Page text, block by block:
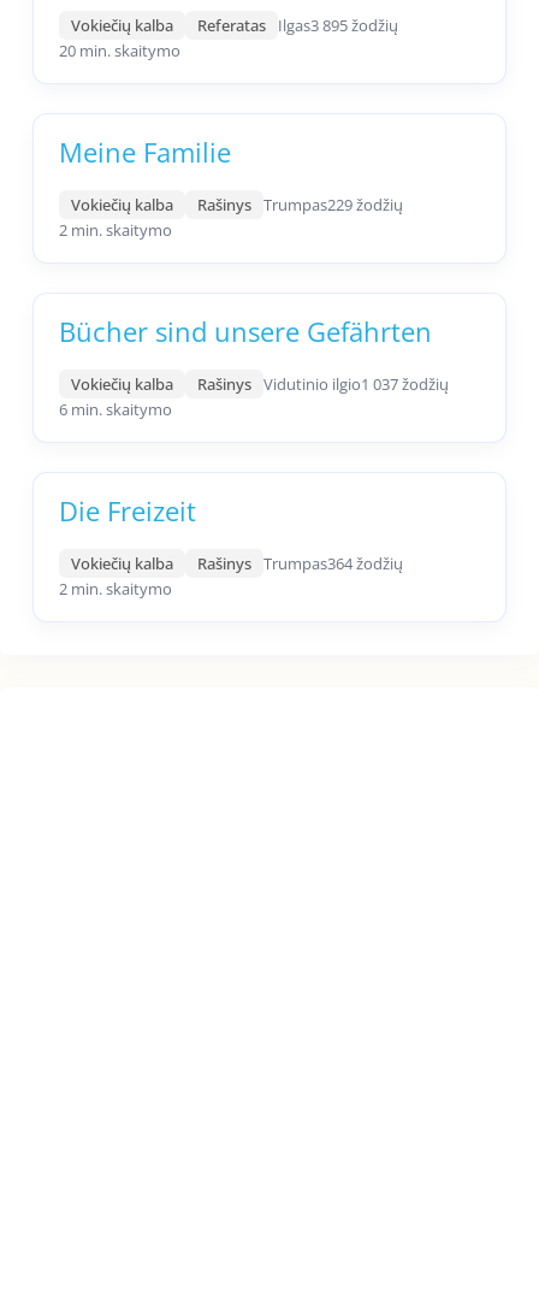
Vokiečių kalba Referatas Ilgas3 895 žodžių
20 min. skaitymo
Meine Familie
Vokiečių kalba Rašinys Trumpas229 žodžių
2 min. skaitymo
Bücher sind unsere Gefährten
Vokiečių kalba Rašinys Vidutinio ilgio1 037 žodžių
6 min. skaitymo
Die Freizeit
Vokiečių kalba Rašinys Trumpas364 žodžių
2 min. skaitymo